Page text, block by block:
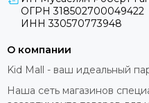
ОГРН 318502700049422
ИНН 330570773948
О компании
Kid Mall - ваш идеальный
Наша сеть магазинов